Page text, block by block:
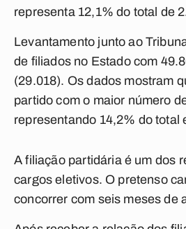
representa 12,1% do total de
Levantamento junto ao
de filiados no Estado com
(29.018). Os dados mostram
partido com o maior número
representando 14,2% do total
A filiação partidária é um dos
cargos eletivos. O pretenso
concorrer com seis meses de